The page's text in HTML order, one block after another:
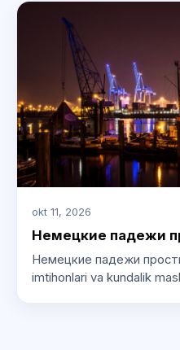
okt 11, 2026
Немецкие падежи
Немецкие падежи
imtihonlari va kundalik